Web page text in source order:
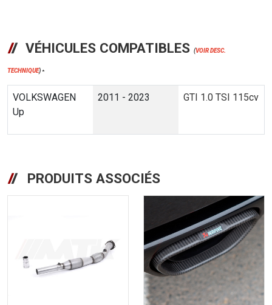
VÉHICULES COMPATIBLES (VOIR DESC.
TECHNIQUE) *
VOLKSWAGEN
Up
2011 - 2023 GTI 1.0 TSI 115cv
PRODUITS ASSOCIÉS